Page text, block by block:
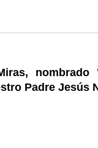
Padre Jesús